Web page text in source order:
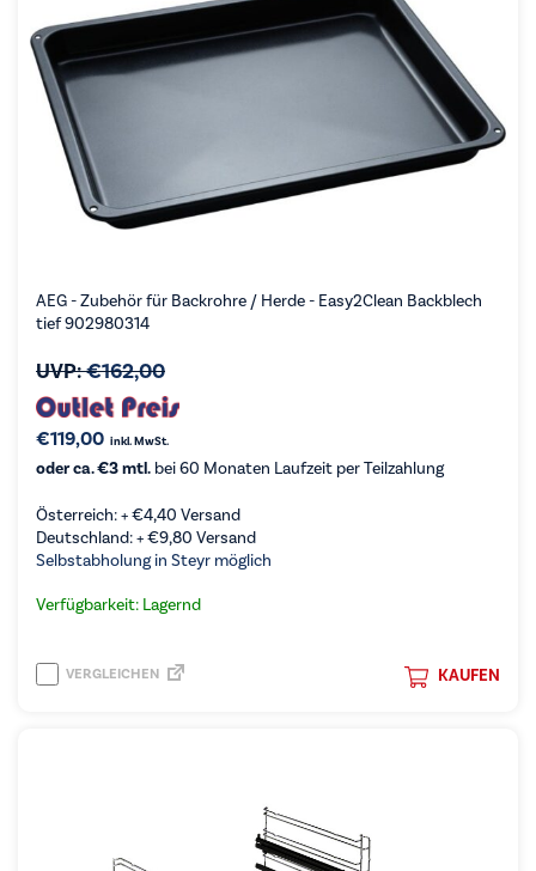
AEG - Zubehör für Backrohre / Herde - Easy2Clean Backblech
tief 902980314
UVP:€162,00
€119,00 inkl. MwSt.
oder ca. €3 mtl. bei 60 Monaten Laufzeit per Teilzahlung
Österreich: +€4,40 Versand
Deutschland: +€9,80 Versand
Selbstabholung in Steyr möglich
Verfügbarkeit: Lagernd
KAUFEN
VERGLEICHEN